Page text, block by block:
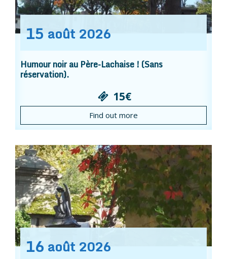
15 août 2026
Humour noir au Père-Lachaise ! (Sans
réservation).
15€
Find out more
16 août 2026